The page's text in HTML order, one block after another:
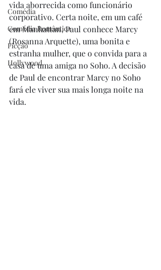
Comédia
Comédia Romântica
Ficção
Hollywood
vida aborrecida como funcionário
corporativo. Certa noite, em um café
em Manhattan, Paul conhece Marcy
(Rosanna Arquette), uma bonita e
estranha mulher, que o convida para a
casa de uma amiga no Soho. A decisão
de Paul de encontrar Marcy no Soho
fará ele viver sua mais longa noite na
vida.